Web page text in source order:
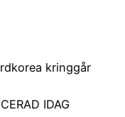
kringgår
IDAG